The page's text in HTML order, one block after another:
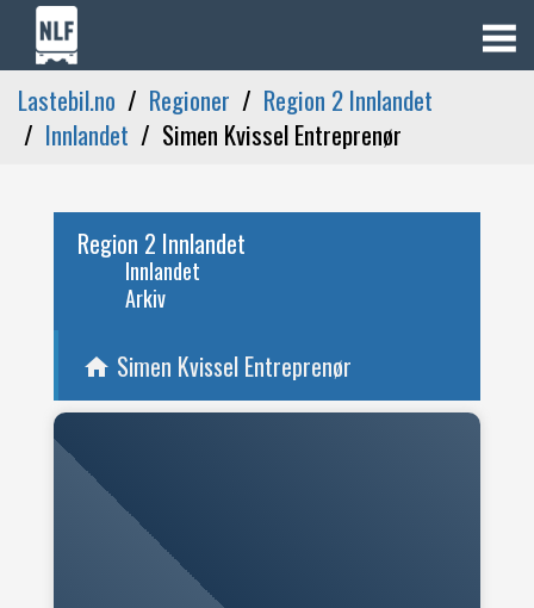
Lastebil.no Regioner
Region 2 Innlandet
Innlandet
Simen Kvissel Entreprenør
Region 2 Innlandet
Innlandet
Arkiv
home Simen Kvissel Entreprenør